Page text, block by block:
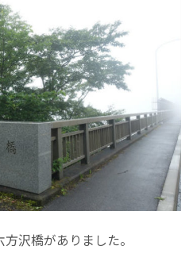
沢橋がありました。